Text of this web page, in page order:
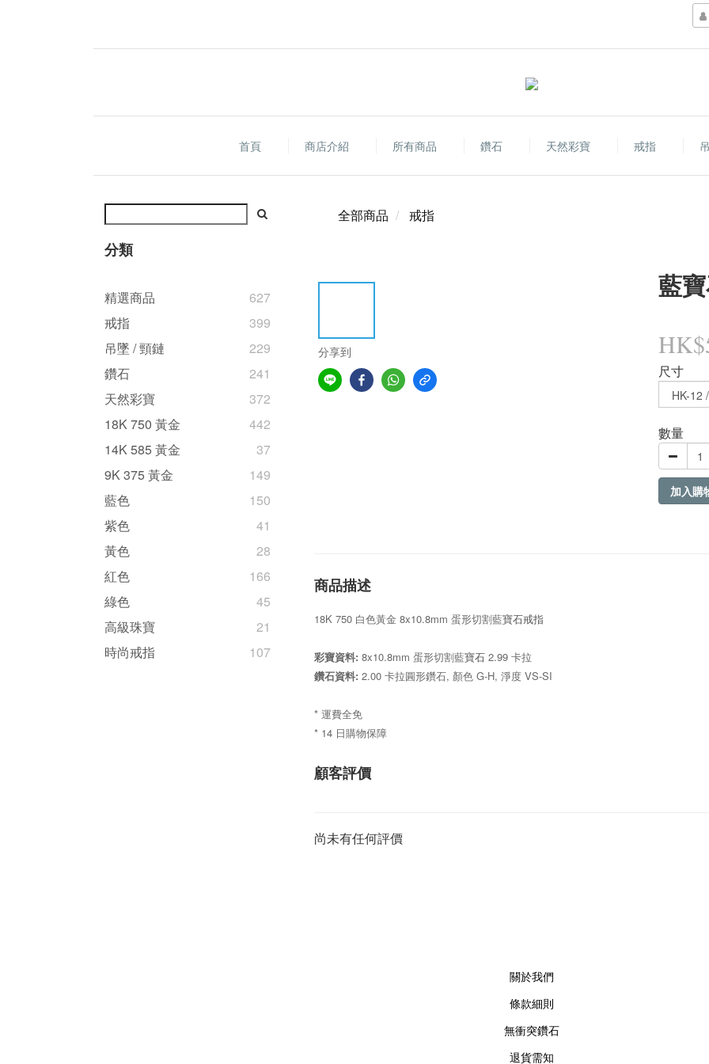
首頁 商店介紹 所有商品 鑽石 天然彩寶 戒指
分類
精選商品
627
戒指
399
吊墜 / 頸鏈
229
鑽石
241
天然彩寶
372
18K 750 黃金
442
14K 585 黃金
37
9K 375 黃金
149
藍色
150
紫色
41
黃色
28
紅色
166
綠色
45
高級珠寶
21
時尚戒指
107
全部商品 戒指
分享到
藍
尺寸
數量
加入購
商品描述
18K 750 白色黃金 8x10.8mm 蛋形切割藍寶石戒指
彩寶資料: 8x10.8mm 蛋形切割藍寶石 2.99 卡拉
鑽石資料: 2.00 卡拉圓形鑽石, 顏色 G-H, 淨度 VS-SI
* 運費全免
* 14 日購物保障
顧客評價
尚未有任何評價
關於我們
條款細則
無衝突鑽石
退貨需知